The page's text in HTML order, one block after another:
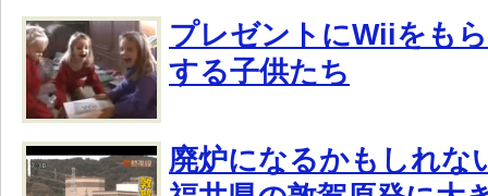
プレゼントにWiiをも
する子供たち
廃炉になるかもしれな